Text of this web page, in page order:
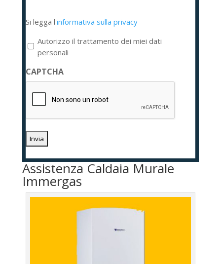
legga
l'informativa
sulla
privacy
*
Si legga l'informativa sulla privacy
Autorizzo il trattamento dei miei dati
personali
CAPTCHA
Assistenza Caldaia Murale
Immergas